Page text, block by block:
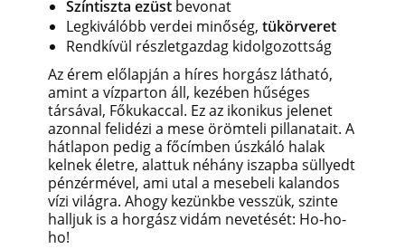
Színtiszta ezüst bevonat
Legkiválóbb verdei minőség, tükörveret
Rendkívül részletgazdag kidolgozottság
Az érem előlapján a híres horgász látható,
amint a vízparton áll, kezében hűséges
társával, Főkukaccal. Ez az ikonikus jelenet
azonnal felidézi a mese örömteli pillanatait. A
hátlapon pedig a főcímben úszkáló halak
kelnek életre, alattuk néhány iszapba süllyedt
pénzérmével, ami utal a mesebeli kalandos
vízi világra. Ahogy kezünkbe vesszük, szinte
halljuk is a horgász vidám nevetését: Ho-ho-
ho!